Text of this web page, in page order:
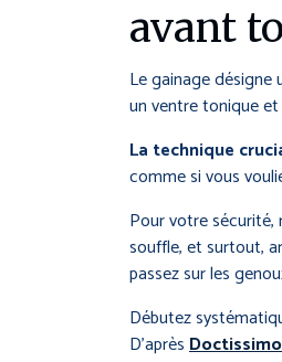
avant
Le gainage désigne
un ventre tonique
La technique
comme si vous
Pour votre sécurité,
souffle, et surtout,
passez sur les
Débutez
D’aprèsDoctissimo